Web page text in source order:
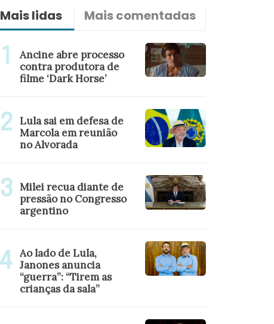
Mais lidas Mais comentadas
Ancine abre processo
contra produtora de
filme ‘Dark Horse’
Lula sai em defesa de
Marcola em reunião
no Alvorada
Milei recua diante de
pressão no Congresso
argentino
Ao lado de Lula,
Janones anuncia
“guerra”: “Tirem as
crianças da sala”